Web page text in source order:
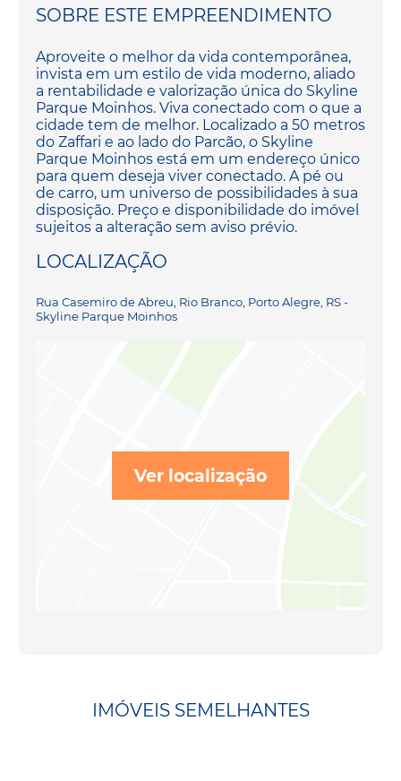
SOBRE ESTE EMPREENDIMENTO
Aproveite o melhor da vida contemporânea,
invista em um estilo de vida moderno, aliado
a rentabilidade e valorização única do Skyline
Parque Moinhos. Viva conectado com o que a
cidade tem de melhor. Localizado a 50 metros
do Zaffari e ao lado do Parcão, o Skyline
Parque Moinhos está em um endereço único
para quem deseja viver conectado. A pé ou
de carro, um universo de possibilidades à sua
disposição. Preço e disponibilidade do imóvel
sujeitos a alteração sem aviso prévio.
LOCALIZAÇÃO
Rua Casemiro de Abreu, Rio Branco, Porto Alegre, RS -
Skyline Parque Moinhos
Ver localização
IMÓVEIS SEMELHANTES